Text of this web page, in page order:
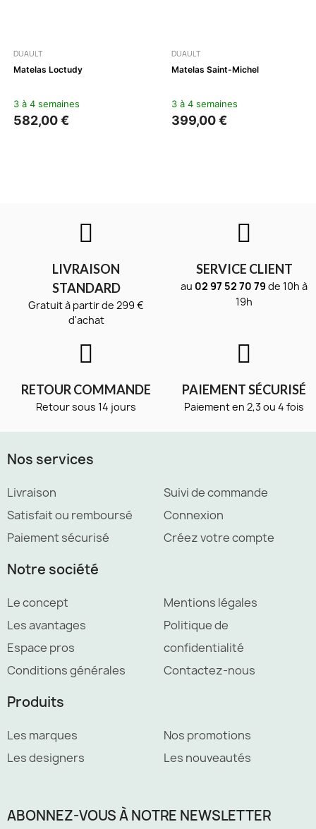
DUAULT
Matelas Loctudy
3 à 4 semaines
582,00 €
DUAULT
Matelas Saint-Michel
3 à 4 semaines
399,00 €
LIVRAISON
STANDARD
Gratuit à partir de 299 €
d'achat
SERVICE CLIENT
au 02 97 52 70 79 de 10h à
19h
RETOUR COMMANDE
Retour sous 14 jours
PAIEMENT SÉCURISÉ
Paiement en 2,3 ou 4 fois
Nos services
Livraison
Satisfait ou remboursé
Paiement sécurisé
Suivi de commande
Connexion
Créez votre compte
Notre société
Le concept
Les avantages
Espace pros
Conditions générales
Mentions légales
Politique de
confidentialité
Contactez-nous
Produits
Les marques
Les designers
Nos promotions
Les nouveautés
ABONNEZ-VOUS À NOTRE NEWSLETTER